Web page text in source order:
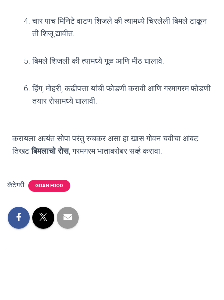
चार पाच मिनिटे वाटण शिजले की त्यामध्ये चिरलेली बिमले टाकून
ती शिजू द्यावीत.
बिमले शिजली की त्यामध्ये गूळ आणि मीठ घालावे.
हिंग, मोहरी, कढीपत्ता यांची फोडणी करावी आणि गरमागरम फोडणी
तयार रोसामध्ये घालावी.
करायला अत्यंत सोपा परंतु रुचकर असा हा खास गोवन चवीचा आंबट
तिखटबिमलाचो रोस, गरमगरम भाताबरोबर सर्व्ह करावा.
कॅटेगरी GOAN FOOD